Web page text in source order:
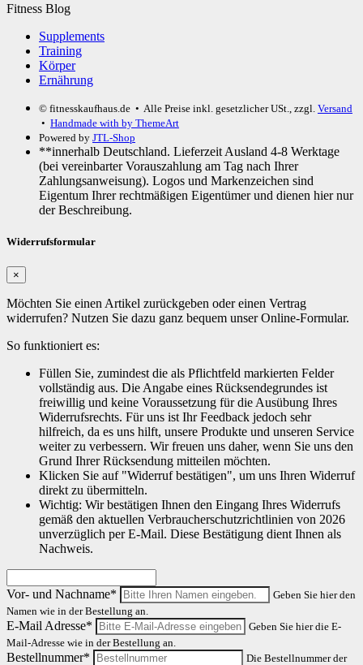
Fitness Blog
Supplements
Training
Körper
Ernährung
© fitnesskaufhaus.de • Alle Preise inkl. gesetzlicher USt., zzgl. Versand
• Handmade with by ThemeArt
Powered by JTL-Shop
**innerhalb Deutschland. Lieferzeit Ausland 4-8 Werktage
(bei vereinbarter Vorauszahlung am Tag nach Ihrer
Zahlungsanweisung). Logos und Markenzeichen sind
Eigentum Ihrer rechtmäßigen Eigentümer und dienen hier nur
der Beschreibung.
Widerrufsformular
×
Möchten Sie einen Artikel zurückgeben oder einen Vertrag
widerrufen? Nutzen Sie dazu ganz bequem unser Online-Formular.
So funktioniert es:
Füllen Sie, zumindest die als Pflichtfeld markierten Felder
vollständig aus. Die Angabe eines Rücksendegrundes ist
freiwillig und keine Voraussetzung für die Ausübung Ihres
Widerrufsrechts. Für uns ist Ihr Feedback jedoch sehr
hilfreich, da es uns hilft, unsere Produkte und unseren Service
weiter zu verbessern. Wir freuen uns daher, wenn Sie uns den
Grund Ihrer Rücksendung mitteilen möchten.
Klicken Sie auf "Widerruf bestätigen", um uns Ihren Widerruf
direkt zu übermitteln.
Wichtig: Wir bestätigen Ihnen den Eingang Ihres Widerrufs
gemäß den aktuellen Verbraucherschutzrichtlinien von 2026
unverzüglich per E-Mail. Diese Bestätigung dient Ihnen als
Nachweis.
Vor- und Nachname*
Geben Sie hier den
Namen wie in der Bestellung an.
E-Mail Adresse*
Geben Sie hier die E-
Mail-Adresse wie in der Bestellung an.
Bestellnummer* Die Bestellnummer der